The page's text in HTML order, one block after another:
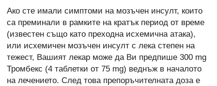
Ако сте имали симптоми на мозъчен инсулт, които
са преминали в рамките на кратък период от време
(известен също като преходна исхемична атака),
или исхемичен мозъчен инсулт с лека степен на
тежест, Вашият лекар може да Ви предпише 300 mg
Тромбекс (4 таблетки от 75 mg) веднъж в началото
на лечението. След това препоръчителната доза е